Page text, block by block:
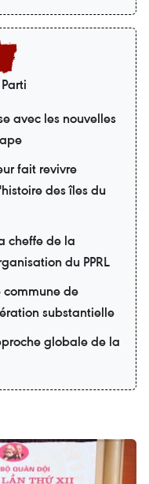
avec les nouvelles
fait revivre
des îles du
cheffe de la
du PPRL
commune de
substantielle
globale de la